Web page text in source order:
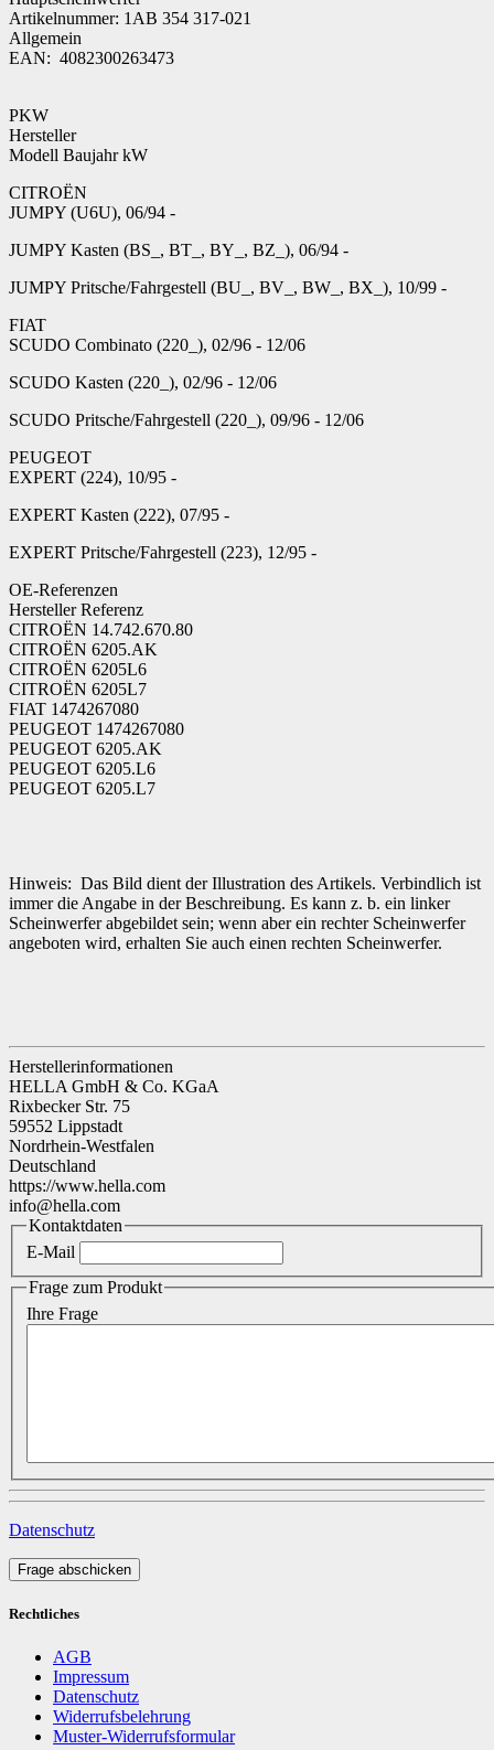
Artikelnummer: 1AB 354 317-021
Allgemein
EAN: 4082300263473
PKW
Hersteller
Modell Baujahr kW
CITROËN
JUMPY (U6U), 06/94 -
JUMPY Kasten (BS_, BT_, BY_, BZ_), 06/94 -
JUMPY Pritsche/Fahrgestell (BU_, BV_, BW_, BX_), 10/99 -
FIAT
SCUDO Combinato (220_), 02/96 - 12/06
SCUDO Kasten (220_), 02/96 - 12/06
SCUDO Pritsche/Fahrgestell (220_), 09/96 - 12/06
PEUGEOT
EXPERT (224), 10/95 -
EXPERT Kasten (222), 07/95 -
EXPERT Pritsche/Fahrgestell (223), 12/95 -
OE-Referenzen
Hersteller Referenz
CITROËN 14.742.670.80
CITROËN 6205.AK
CITROËN 6205L6
CITROËN 6205L7
FIAT 1474267080
PEUGEOT 1474267080
PEUGEOT 6205.AK
PEUGEOT 6205.L6
PEUGEOT 6205.L7
Hinweis: Das Bild dient der Illustration des Artikels. Verbindlich ist
immer die Angabe in der Beschreibung. Es kann z. b. ein linker
Scheinwerfer abgebildet sein; wenn aber ein rechter Scheinwerfer
angeboten wird, erhalten Sie auch einen rechten Scheinwerfer.
Herstellerinformationen
HELLA GmbH & Co. KGaA
Rixbecker Str. 75
59552 Lippstadt
Nordrhein-Westfalen
Deutschland
https://www.hella.com
info@hella.com
Kontaktdaten
E-Mail
Frage zum Produkt
Ihre Frage
Datenschutz
Frage abschicken
Rechtliches
AGB
Impressum
Datenschutz
Widerrufsbelehrung
Muster-Widerrufsformular